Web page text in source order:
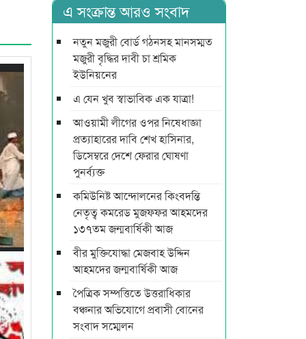
এ সংক্রান্ত আরও সংবাদ
নতুন মজুরী বোর্ড গঠনসহ মানসম্মত
মজুরী বৃদ্ধির দাবী চা শ্রমিক
ইউনিয়নের
এ যেন খুব স্বাভাবিক এক যাত্রা!
আওয়ামী লীগের ওপর নিষেধাজ্ঞা
প্রত্যাহারের দাবি শেখ হাসিনার,
ডিসেম্বরে দেশে ফেরার ঘোষণা
পুনর্ব্যক্ত
কমিউনিষ্ট আন্দোলনের কিংবদন্তি
নেতৃত্ব কমরেড মুজফ্ফর আহমদের
১৩৭তম জন্মবার্ষিকী আজ
বীর মুক্তিযোদ্ধা মেজবাহ উদ্দিন
আহমদের জন্মবার্ষিকী আজ
পৈত্রিক সম্পত্তিতে উত্তরাধিকার
বঞ্চনার অভিযোগে প্রবাসী বোনের
সংবাদ সম্মেলন